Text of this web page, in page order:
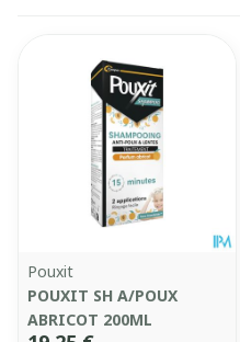
Pouxit
POUXIT SH A/POUX
ABRICOT 200ML